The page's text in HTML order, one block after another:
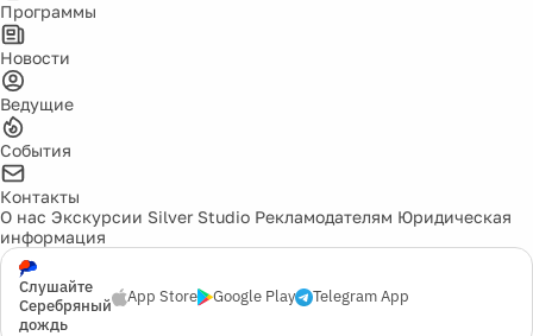
Программы
Новости
Ведущие
События
Контакты
О нас Экскурсии Silver Studio Рекламодателям Юридическая
информация
Слушайте
Серебряный
дождь
App Store Google Play Telegram App